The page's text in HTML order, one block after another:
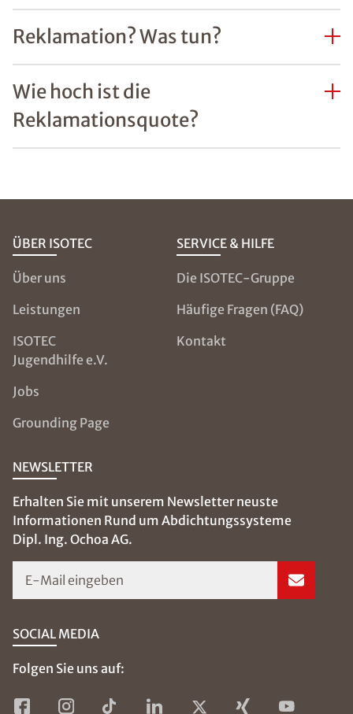
Reklamation? Was tun?
Wie hoch ist die
Reklamationsquote?
ÜBER ISOTEC
Über uns
Leistungen
ISOTEC
Jugendhilfe e.V.
Jobs
Grounding Page
SERVICE & HILFE
Die ISOTEC-Gruppe
Häufige Fragen (FAQ)
Kontakt
NEWSLETTER
Erhalten Sie mit unserem Newsletter neuste
Informationen Rund um Abdichtungssysteme
Dipl. Ing. Ochoa AG.
E-Mail eingeben
SOCIAL MEDIA
Folgen Sie uns auf: